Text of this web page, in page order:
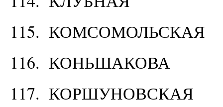
115. КОМСОМОЛЬСКАЯ
116. КОНЬШАКОВА
117. КОРШУНОВСКАЯ